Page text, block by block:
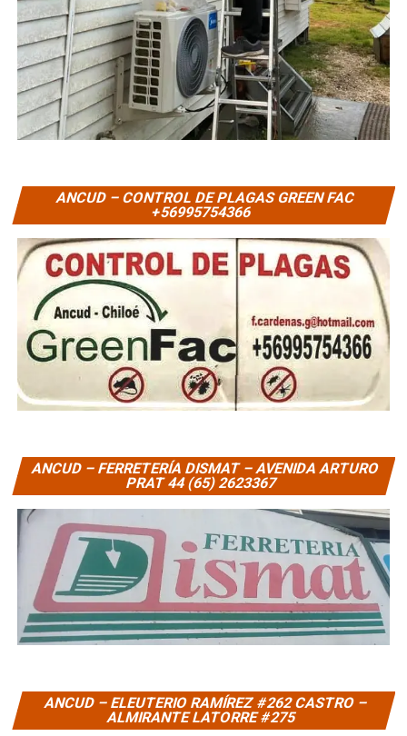
ANCUD – CONTROL DE PLAGAS GREEN FAC
+56995754366
ANCUD – FERRETERÍA DISMAT – AVENIDA ARTURO
PRAT 44 (65) 2623367
ANCUD – ELEUTERIO RAMÍREZ #262 CASTRO –
ALMIRANTE LATORRE #275